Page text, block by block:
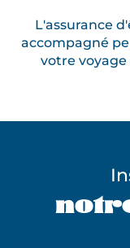
L'assurance
accompagné
votre voyage